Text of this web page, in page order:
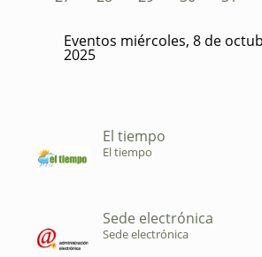
Eventos miércoles, 8 de
2025
El tiempo
El tiempo
Sede electrónica
Sede electrónica